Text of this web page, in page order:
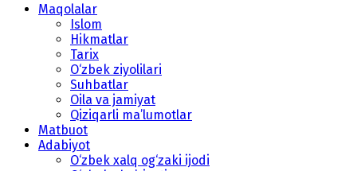
Maqolalar
Islom
Hikmatlar
Tarix
O‘zbek ziyolilari
Suhbatlar
Oila va jamiyat
Qiziqarli ma’lumotlar
Matbuot
Adabiyot
O‘zbek xalq og‘zaki ijodi